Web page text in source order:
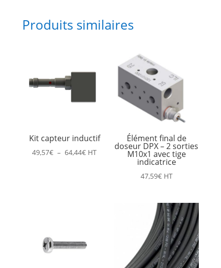
Produits similaires
Kit capteur inductif
49,57€ – 64,44€Plage
HT
Élément final de
doseur DPX – 2 sorties
M10x1 avec tige
indicatrice
47,59€ HT